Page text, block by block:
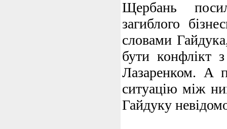
Щербань
загиблого
словами
бути конфлікт
Лазаренком. А
ситуацію між
Гайдуку